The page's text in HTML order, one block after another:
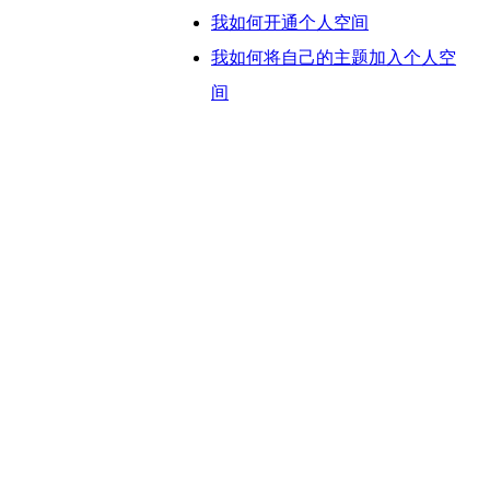
我如何开通个人空间
我如何将自己的主题加入个人空
间